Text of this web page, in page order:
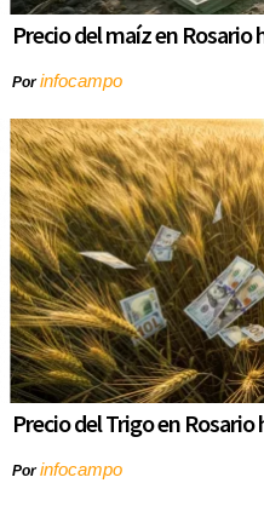
Precio del maíz en Rosario
Porinfocampo
Precio del Trigo en
Porinfocampo